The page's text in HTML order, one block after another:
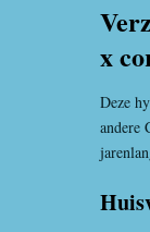
x
Deze
andere